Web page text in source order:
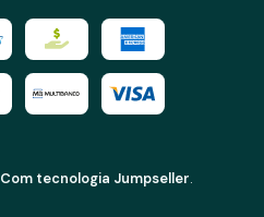
Com tecnologia Jumpseller.